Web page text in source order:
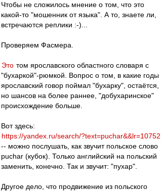
Чтобы не сложилось мнение о том, что это
какой-то "мошенник от языка". А то, знаете ли,
встречаются реплики :-)...
Проверяем Фасмера.
Это том ярославского областного словаря с
"бухаркой"-рюмкой. Вопрос о том, в какие годы
ярославский говор поймал "бухарку", остаётся,
но шансов на более раннее, "добухаринское"
происхождение больше.
Вот здесь:
https://yandex.ru/search/?text=puchar&&lr=10752
-- можно послушать, как звучит польское слово
puchar (кубок). Только английский на польский
заменить, конечно. Так и звучит: "пухар".
Другое дело, что продвижение из польского